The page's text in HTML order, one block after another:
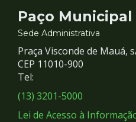
Contato
e
Redes
Sociais
Paço Municipal
Sede Administrativa
Praça Visconde de Mauá,
CEP 11010-900
Tel:
(13) 3201-5000
Lei de Acesso à